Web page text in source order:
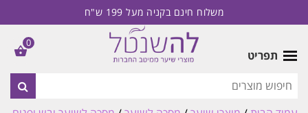
משלוח חינם בקניה מעל 199 ש"ח
תפריט
0